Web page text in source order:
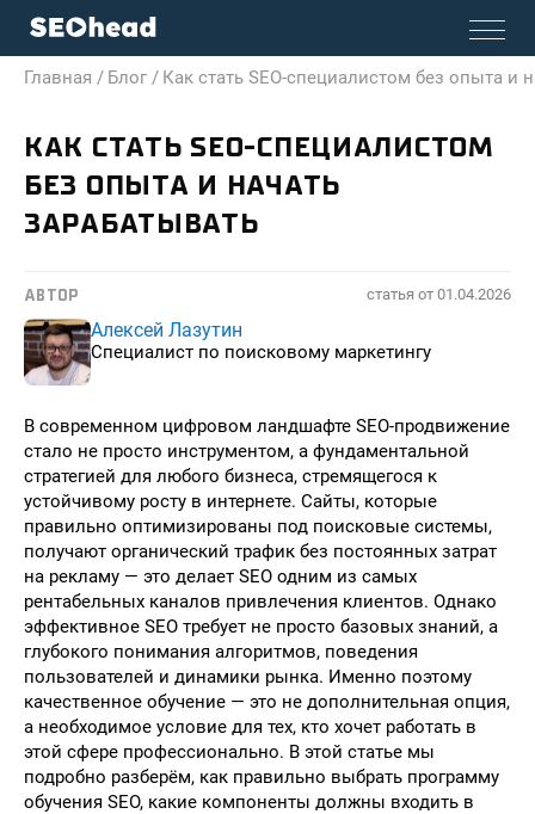
Главная / Блог / Как стать SEO-специалистом без опыта и
КАК СТАТЬ SEO-СПЕЦИАЛИСТОМ
БЕЗ ОПЫТА И НАЧАТЬ
ЗАРАБАТЫВАТЬ
АВТОР статья от 01.04.2026
Алексей Лазутин
Специалист по поисковому маркетингу
В современном цифровом ландшафте SEO-продвижение
стало не просто инструментом, а фундаментальной
стратегией для любого бизнеса, стремящегося к
устойчивому росту в интернете. Сайты, которые
правильно оптимизированы под поисковые системы,
получают органический трафик без постоянных затрат
на рекламу — это делает SEO одним из самых
рентабельных каналов привлечения клиентов. Однако
эффективное SEO требует не просто базовых знаний, а
глубокого понимания алгоритмов, поведения
пользователей и динамики рынка. Именно поэтому
качественное обучение — это не дополнительная опция,
а необходимое условие для тех, кто хочет работать в
этой сфере профессионально. В этой статье мы
подробно разберём, как правильно выбрать программу
обучения SEO, какие компоненты должны входить в